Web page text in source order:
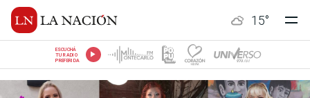
15°
ESCUCHÁ
TU RADIO
PREFERIDA